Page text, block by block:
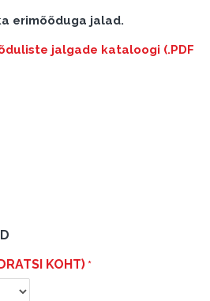
erimõõduga jalad.
jalgade kataloogi (.PDF
KOHT)